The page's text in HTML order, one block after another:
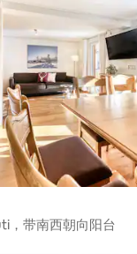
，带南西朝向阳台